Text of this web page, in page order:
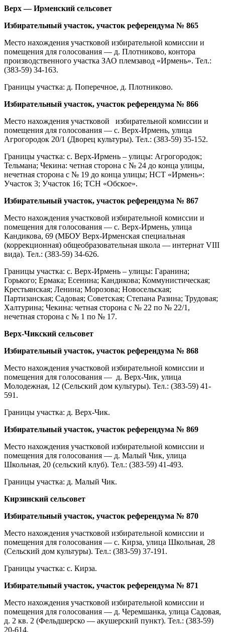
Верх — Ирменский сельсовет
Избирательный участок, участок референдума № 865
Место нахождения участковой избирательной комиссии и
помещения для голосования — д. Плотниково, контора
производственного участка ЗАО племзавод «Ирмень». Тел.:
(383-59) 34-163.
Границы участка: д. Поперечное, д. Плотниково.
Избирательный участок, участок референдума № 866
Место нахождения участковой избирательной комиссии и
помещения для голосования — с. Верх-Ирмень, улица
Агрогородок 20/1 (Дворец культуры). Тел.: (383-59) 35-152.
Границы участка: с. Верх-Ирмень – улицы: Агрогородок;
Тельмана; Чекина: четная сторона с № 24 до конца улицы,
нечетная сторона с № 19 до конца улицы; НСТ «Ирмень»:
Участок 3; Участок 16; ТСН «Обское».
Избирательный участок, участок референдума № 867
Место нахождения участковой избирательной комиссии и
помещения для голосования — с. Верх-Ирмень, улица
Кандикова, 69 (МБОУ Верх-Ирменская специальная
(коррекционная) общеобразовательная школа — интернат VIII
вида). Тел.: (383-59) 34-626.
Границы участка: с. Верх-Ирмень – улицы: Гаранина;
Горького; Ермака; Есенина; Кандикова; Коммунистическая;
Крестьянская; Ленина; Морозова; Новосельская;
Партизанская; Садовая; Советская; Степана Разина; Трудовая;
Халтурина; Чекина: четная сторона с № 22 по № 22/1,
нечетная сторона с № 1 по № 17.
Верх-Чикский сельсовет
Избирательный участок, участок референдума № 868
Место нахождения участковой избирательной комиссии и
помещения для голосования — д. Верх-Чик, улица
Молодежная, 12 (Сельский дом культуры). Тел.: (383-59) 41-
591.
Границы участка: д. Верх-Чик.
Избирательный участок, участок референдума № 869
Место нахождения участковой избирательной комиссии и
помещения для голосования — д. Малый Чик, улица
Школьная, 20 (сельский клуб). Тел.: (383-59) 41-493.
Границы участка: д. Малый Чик.
Кирзинский сельсовет
Избирательный участок, участок референдума № 870
Место нахождения участковой избирательной комиссии и
помещения для голосования — с. Кирза, улица Школьная, 28
(Сельский дом культуры). Тел.: (383-59) 37-191.
Границы участка: с. Кирза.
Избирательный участок, участок референдума № 871
Место нахождения участковой избирательной комиссии и
помещения для голосования — д. Черемшанка, улица Садовая,
д. 2 кв. 2 (Фельдшерско — акушерский пункт). Тел.: (383-59)
20-614.